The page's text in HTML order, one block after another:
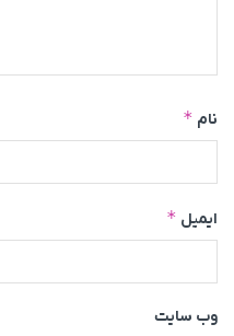
نام *
ایمیل *
وب‌ سایت